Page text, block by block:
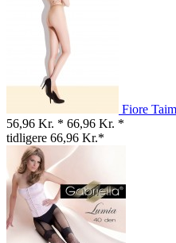
Fiore
56,96 Kr. * 66,96 Kr. *
tidligere 66,96 Kr.*